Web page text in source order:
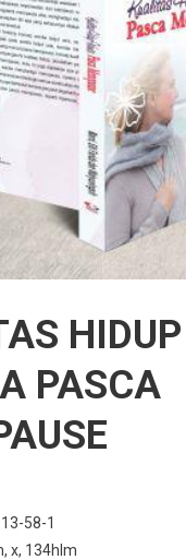
HIDUP
PASCA
58-1
x, 134hlm